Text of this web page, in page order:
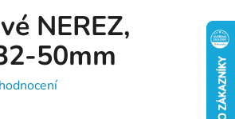
NEREZ,
50mm